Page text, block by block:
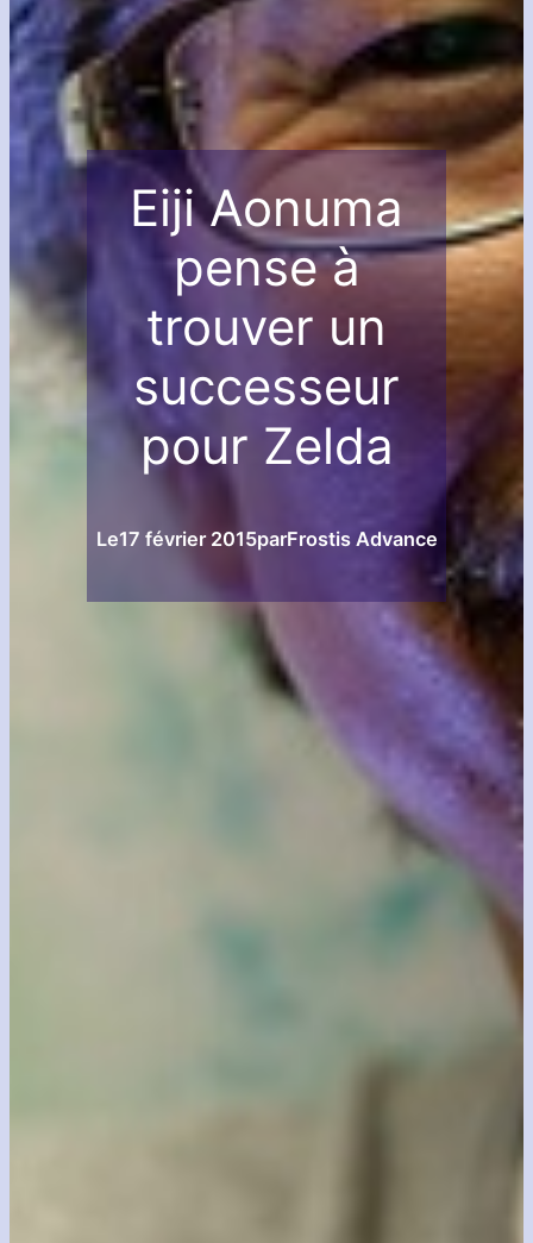
Eiji Aonuma
pense à
trouver un
successeur
pour Zelda
Le17 février 2015parFrostis Advance